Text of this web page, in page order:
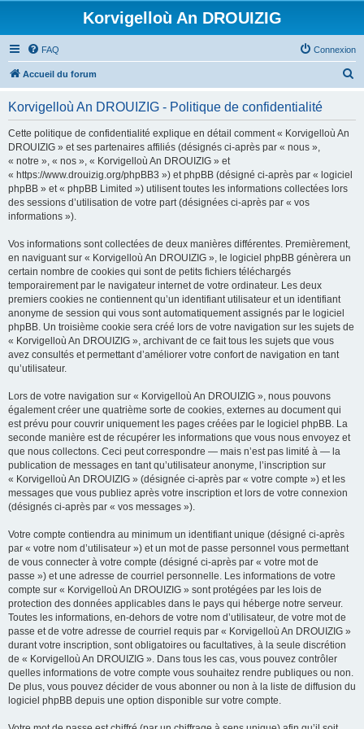
Korvigelloù An DROUIZIG
FAQ Connexion
Accueil du forum
Korvigelloù An DROUIZIG - Politique de confidentialité
Cette politique de confidentialité explique en détail comment « Korvigelloù An
DROUIZIG » et ses partenaires affiliés (désignés ci-après par « nous »,
« notre », « nos », « Korvigelloù An DROUIZIG » et
« https://www.drouizig.org/phpBB3 ») et phpBB (désigné ci-après par « logiciel
phpBB » et « phpBB Limited ») utilisent toutes les informations collectées lors
des sessions d’utilisation de votre part (désignées ci-après par « vos
informations »).
Vos informations sont collectées de deux manières différentes. Premièrement,
en naviguant sur « Korvigelloù An DROUIZIG », le logiciel phpBB génèrera un
certain nombre de cookies qui sont de petits fichiers téléchargés
temporairement par le navigateur internet de votre ordinateur. Les deux
premiers cookies ne contiennent qu’un identifiant utilisateur et un identifiant
anonyme de session qui vous sont automatiquement assignés par le logiciel
phpBB. Un troisième cookie sera créé lors de votre navigation sur les sujets de
« Korvigelloù An DROUIZIG », archivant de ce fait tous les sujets que vous
avez consultés et permettant d’améliorer votre confort de navigation en tant
qu’utilisateur.
Lors de votre navigation sur « Korvigelloù An DROUIZIG », nous pouvons
également créer une quatrième sorte de cookies, externes au document qui
est prévu pour couvrir uniquement les pages créées par le logiciel phpBB. La
seconde manière est de récupérer les informations que vous nous envoyez et
que nous collectons. Ceci peut correspondre — mais n’est pas limité à — la
publication de messages en tant qu’utilisateur anonyme, l’inscription sur
« Korvigelloù An DROUIZIG » (désignée ci-après par « votre compte ») et les
messages que vous publiez après votre inscription et lors de votre connexion
(désignés ci-après par « vos messages »).
Votre compte contiendra au minimum un identifiant unique (désigné ci-après
par « votre nom d’utilisateur ») et un mot de passe personnel vous permettant
de vous connecter à votre compte (désigné ci-après par « votre mot de
passe ») et une adresse de courriel personnelle. Les informations de votre
compte sur « Korvigelloù An DROUIZIG » sont protégées par les lois de
protection des données applicables dans le pays qui héberge notre serveur.
Toutes les informations, en-dehors de votre nom d’utilisateur, de votre mot de
passe et de votre adresse de courriel requis par « Korvigelloù An DROUIZIG »
durant votre inscription, sont obligatoires ou facultatives, à la seule discrétion
de « Korvigelloù An DROUIZIG ». Dans tous les cas, vous pouvez contrôler
quelles informations de votre compte vous souhaitez rendre publiques ou non.
De plus, vous pouvez décider de vous abonner ou non à la liste de diffusion du
logiciel phpBB depuis une option disponible sur votre compte.